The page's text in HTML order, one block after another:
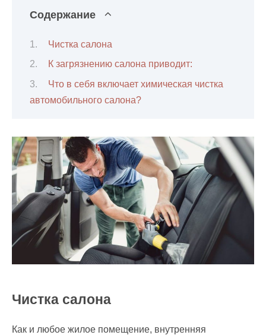
Содержание
Чистка салона
К загрязнению салона приводит:
Что в себя включает химическая чистка
автомобильного салона?
Чистка салона
Как и любое жилое помещение, внутренняя